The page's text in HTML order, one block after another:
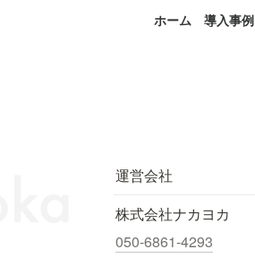
ホーム 導入事例
運営会社
株式会社ナカヨカ
050-6861-4293